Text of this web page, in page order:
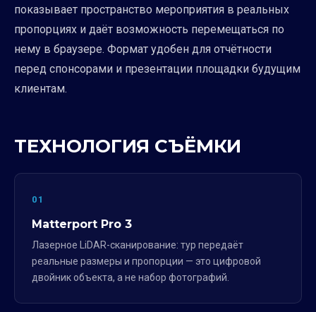
показывает пространство мероприятия в реальных
пропорциях и даёт возможность перемещаться по
нему в браузере. Формат удобен для отчётности
перед спонсорами и презентации площадки будущим
клиентам.
ТЕХНОЛОГИЯ СЪЁМКИ
01
Matterport Pro 3
Лазерное LiDAR-сканирование: тур передаёт
реальные размеры и пропорции — это цифровой
двойник объекта, а не набор фотографий.